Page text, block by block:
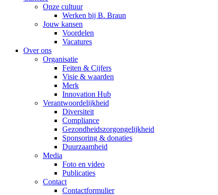
Onze cultuur
Werken bij B. Braun
Jouw kansen
Voordelen
Vacatures
Over ons
Organisatie
Feiten & Cijfers
Visie & waarden
Merk
Innovation Hub
Verantwoordelijkheid
Diversiteit
Compliance
Gezondheidszorgongelijkheid​
Sponsoring & donaties
Duurzaamheid
Media
Foto en video
Publicaties
Contact
Contactformulier